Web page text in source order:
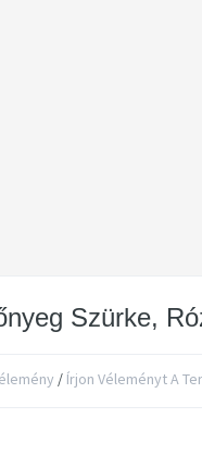
Szürke,
/ Írjon Véleményt A